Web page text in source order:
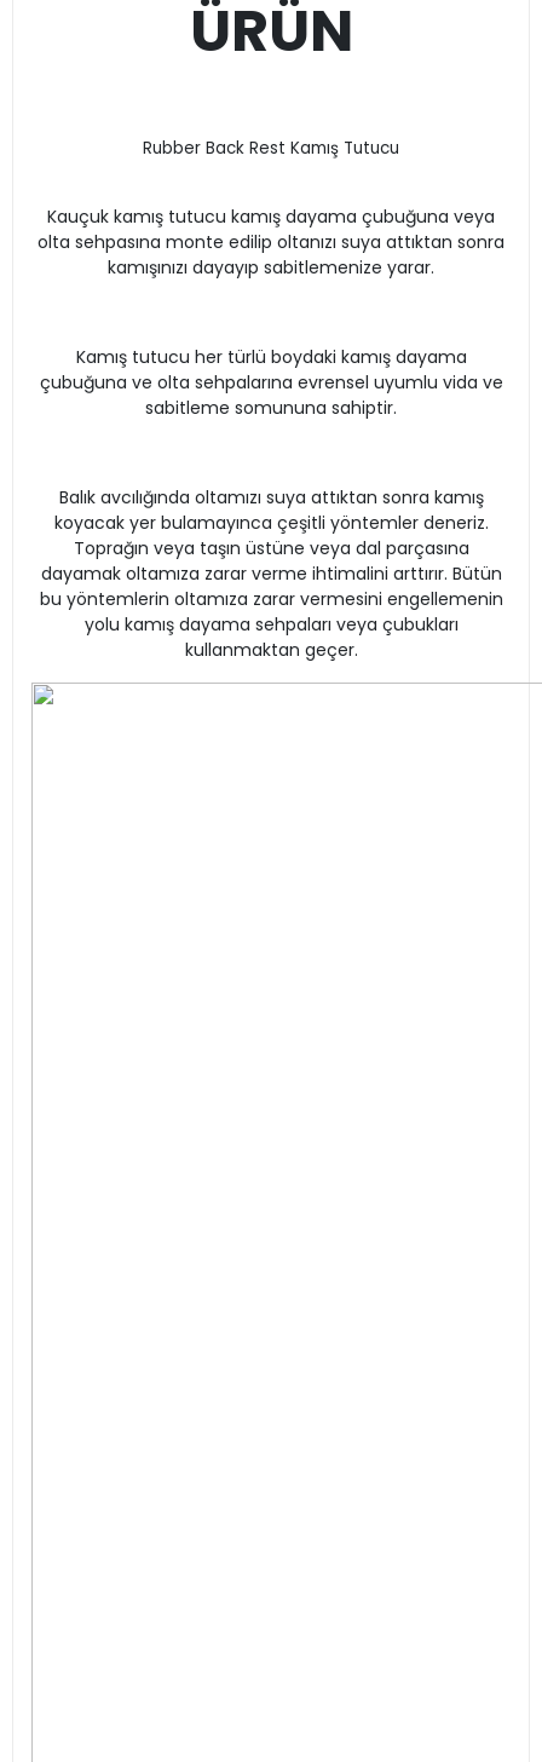
ÜRÜN
Rubber Back Rest Kamış Tutucu
Kauçuk kamış tutucu kamış dayama çubuğuna veya
olta sehpasına monte edilip oltanızı suya attıktan sonra
kamışınızı dayayıp sabitlemenize yarar.
Kamış tutucu her türlü boydaki kamış dayama
çubuğuna ve olta sehpalarına evrensel uyumlu vida ve
sabitleme somununa sahiptir.
Balık avcılığında oltamızı suya attıktan sonra kamış
koyacak yer bulamayınca çeşitli yöntemler deneriz.
Toprağın veya taşın üstüne veya dal parçasına
dayamak oltamıza zarar verme ihtimalini arttırır. Bütün
bu yöntemlerin oltamıza zarar vermesini engellemenin
yolu kamış dayama sehpaları veya çubukları
kullanmaktan geçer.